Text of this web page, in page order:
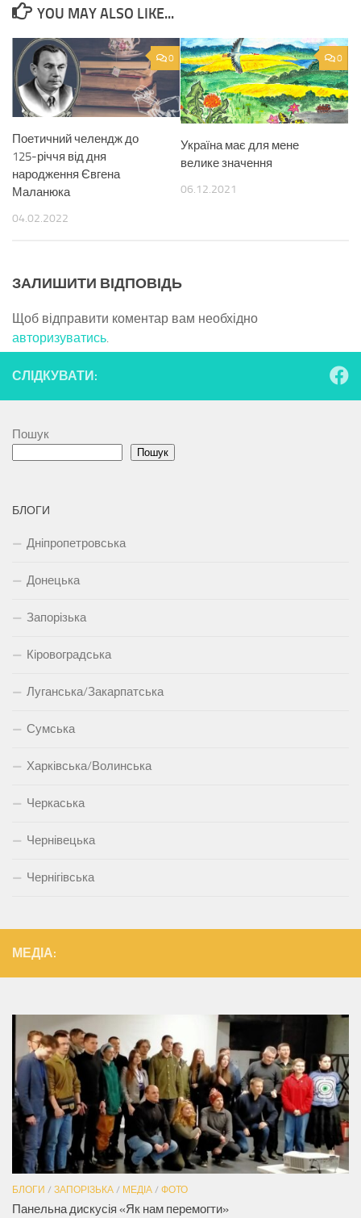
YOU MAY ALSO LIKE...
0
Поетичний челендж до
125-річчя від дня
народження Євгена
Маланюка
04.02.2022
0
Україна має для мене
велике значення
06.12.2021
ЗАЛИШИТИ ВІДПОВІДЬ
Щоб відправити коментар вам необхідно
авторизуватись.
СЛІДКУВАТИ:
Пошук
Пошук
БЛОГИ
Дніпропетровська
Донецька
Запорізька
Кіровоградська
Луганська/Закарпатська
Сумська
Харківська/Волинська
Черкаська
Чернівецька
Чернігівська
МЕДІА:
БЛОГИ / ЗАПОРІЗЬКА / МЕДІА / ФОТО
Панельна дискусія «Як нам перемогти»